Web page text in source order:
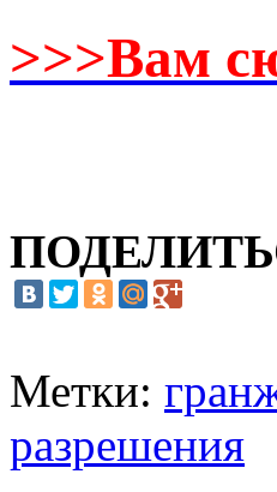
>>>Вам
Метки:
разрешения